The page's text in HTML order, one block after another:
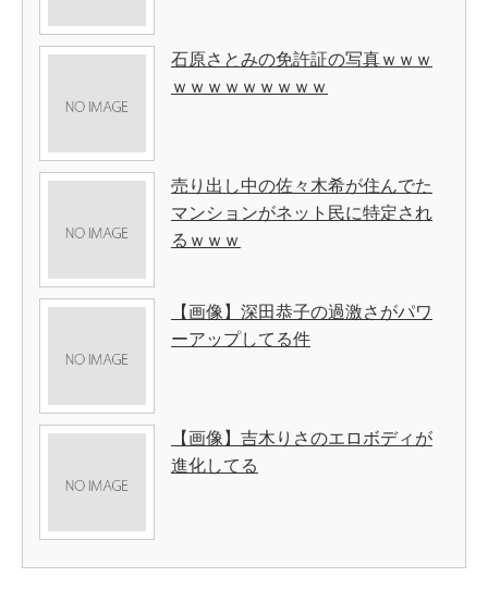
石原さとみの免許証の写真ｗｗｗ
ｗｗｗｗｗｗｗｗｗ
売り出し中の佐々木希が住んでた
マンションがネット民に特定され
るｗｗｗ
【画像】深田恭子の過激さがパワ
ーアップしてる件
【画像】吉木りさのエロボディが
進化してる